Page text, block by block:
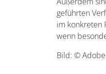
geführten
im konkreten
wenn
Bild: © Adobe